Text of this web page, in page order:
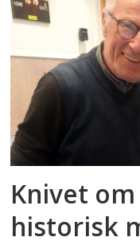
Knivet
historisk